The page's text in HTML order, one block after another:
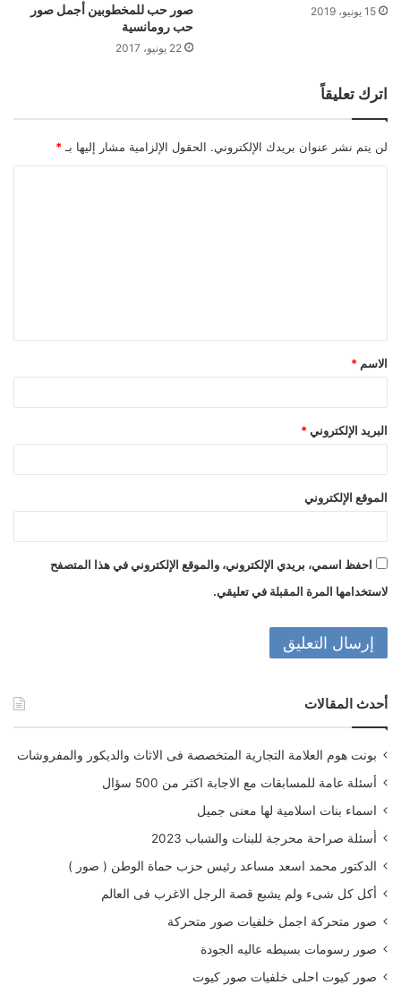
15 يونيو، 2019
صور حب للمخطوبين أجمل صور
حب رومانسية
22 يونيو، 2017
اترك تعليقاً
لن يتم نشر عنوان بريدك الإلكتروني. الحقول الإلزامية مشار إليها بـ *
ق
*
الاسم *
البريد الإلكتروني *
الموقع الإلكتروني
احفظ اسمي، بريدي الإلكتروني، والموقع الإلكتروني في هذا المتصفح
لاستخدامها المرة المقبلة في تعليقي.
أحدث المقالات
بونت هوم العلامة التجارية المتخصصة فى الاثاث والديكور والمفروشات
أسئلة عامة للمسابقات مع الاجابة اكثر من 500 سؤال
اسماء بنات اسلامية لها معنى جميل
أسئلة صراحة محرجة للبنات والشباب 2023
الدكتور محمد اسعد مساعد رئيس حزب حماة الوطن ( صور )
أكل كل شىء ولم يشبع قصة الرجل الاغرب فى العالم
صور متحركة اجمل خلفيات صور متحركة
صور رسومات بسيطه عاليه الجودة
صور كيوت احلى خلفيات صور كيوت